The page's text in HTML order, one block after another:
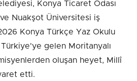
Konya Ticaret Odası
Nuakşot Üniversitesi iş
Konya Türkçe Yaz Okulu
gelen Moritanyalı
oluşan heyet, Millî
etti.